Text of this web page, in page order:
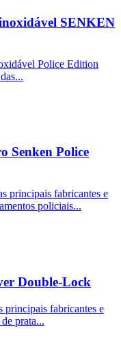
SENKEN
Police Edition
Senken Police
principais fabricantes e
policiais...
Double-Lock
principais fabricantes e
prata...